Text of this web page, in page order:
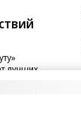
лучших